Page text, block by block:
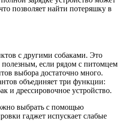
позволяет найти потеряшку в
с другими собаками. Это
полезным, если рядом с питомцем
выбора достаточно много.
объединяет три функции:
и дрессировочное устройство.
выбрать с помощью
гаджет испускает слабые